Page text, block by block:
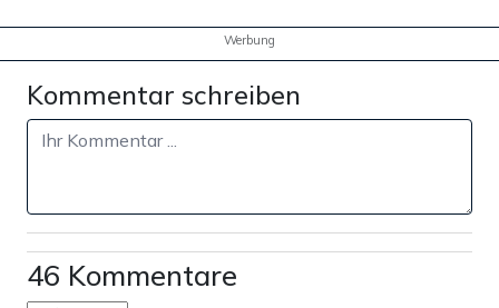
Werbung
Kommentar schreiben
46 Kommentare